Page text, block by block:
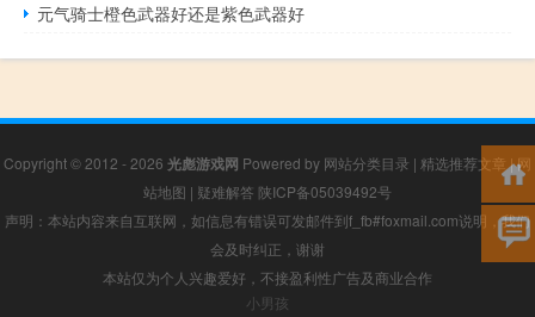
元气骑士橙色武器好还是紫色武器好
Copyright © 2012 - 2026 光彪游戏网 Powered by 网站分类目录 | 精选推荐文章 |网
站地图 | 疑难解答 陕ICP备05039492号
声明：本站内容来自互联网，如信息有错误可发邮件到f_fb#foxmail.com说明，我们
会及时纠正，谢谢
本站仅为个人兴趣爱好，不接盈利性广告及商业合作
小男孩